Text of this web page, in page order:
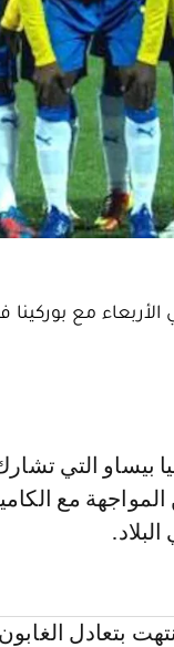
مع
المواجهة مع
بتعادل